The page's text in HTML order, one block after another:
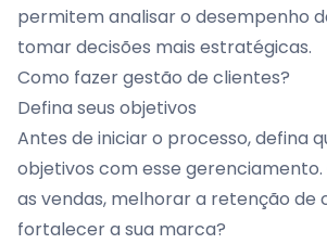
permitem analisar o desempenho
tomar decisões mais estratégicas.
Como fazer gestão de clientes?
Defina seus objetivos
Antes de iniciar o processo, defina
objetivos com esse
as vendas, melhorar a retenção de
fortalecer a sua marca?